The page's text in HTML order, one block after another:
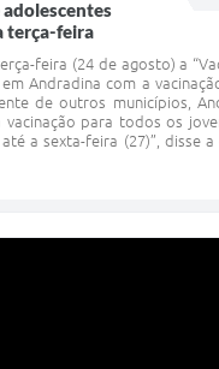
adolescentes
terça-feira
feira (24 de agosto) a
Andradina com a
de outros municípios,
vacinação para todos os
a sexta-feira (27)”, disse